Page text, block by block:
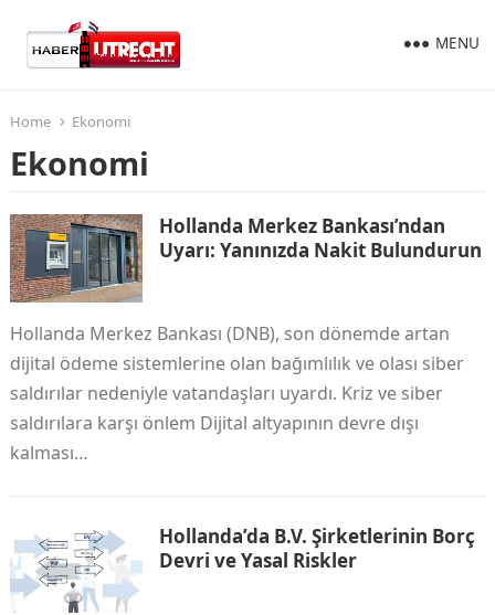
MENU
Home Ekonomi
Ekonomi
Hollanda Merkez Bankası’ndan
Uyarı: Yanınızda Nakit Bulundurun
Hollanda Merkez Bankası (DNB), son dönemde artan
dijital ödeme sistemlerine olan bağımlılık ve olası siber
saldırılar nedeniyle vatandaşları uyardı. Kriz ve siber
saldırılara karşı önlem Dijital altyapının devre dışı
kalması…
Hollanda’da B.V. Şirketlerinin Borç
Devri ve Yasal Riskler